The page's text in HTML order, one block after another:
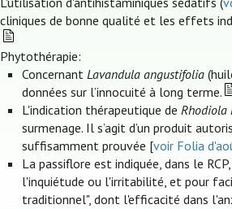
cliniques de bonne qualité et les effets
Phytothérapie:
Concernant Lavandula angustifolia
données sur l’innocuité à long terme.
L'indication thérapeutique de Rhodiola
surmenage. Il s’agit d’un produit
suffisamment prouvée [voir Folia
La passiflore est indiquée, dans le
l'inquiétude ou l'irritabilité, et pour
traditionnel", dont l'efficacité dans